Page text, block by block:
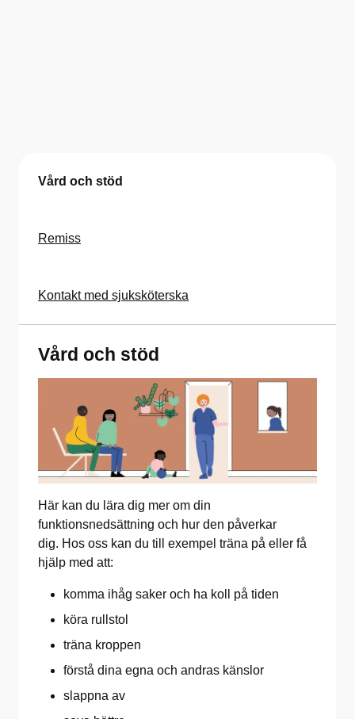
Vård och stöd
Remiss
Kontakt med sjuksköterska
Vård och stöd
Här kan du lära dig mer om din
funktionsnedsättning och hur den påverkar
dig. Hos oss kan du till exempel träna på eller få
hjälp med att:
komma ihåg saker och ha koll på tiden
köra rullstol
träna kroppen
förstå dina egna och andras känslor
slappna av